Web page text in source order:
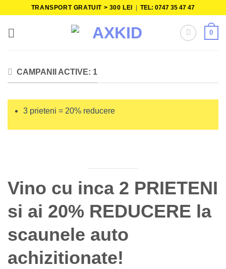
content
TRANSPORT GRATUIT > 300 LEI |TEL: 0747 35 47 47
0
CAMPANII ACTIVE: 1
3 prieteni = 20% reducere
Vino cu inca 2 PRIETENI
si ai 20% REDUCERE la
scaunele auto
achizitionate!